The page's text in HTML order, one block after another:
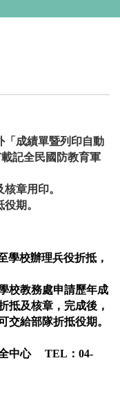
「成績單暨列印自動
記全民國防教育軍
章用印。
期。
學校辦理兵役折抵，
校教務處申請歷年成
抵及核章，完成後，
交給部隊折抵役期。
全中心 TEL：04-